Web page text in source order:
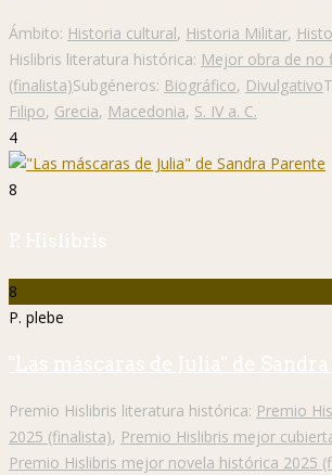
Ámbito: Historia cultural, Historia Militar,
Hislibris literatura histórica: Mejor obra de no
(finalista)Subgéneros: Biográfico, Divulgativo
Filipo, Grecia, Macedonia, S. IV a. C.
4
8
P. Hislibris
8
P. plebe
"Las máscaras de Julia" de
Premio Hislibris literatura histórica: Premio
2025 (finalista), Premio Hislibris mejor
Premio Hislibris mejor novela histórica 2025